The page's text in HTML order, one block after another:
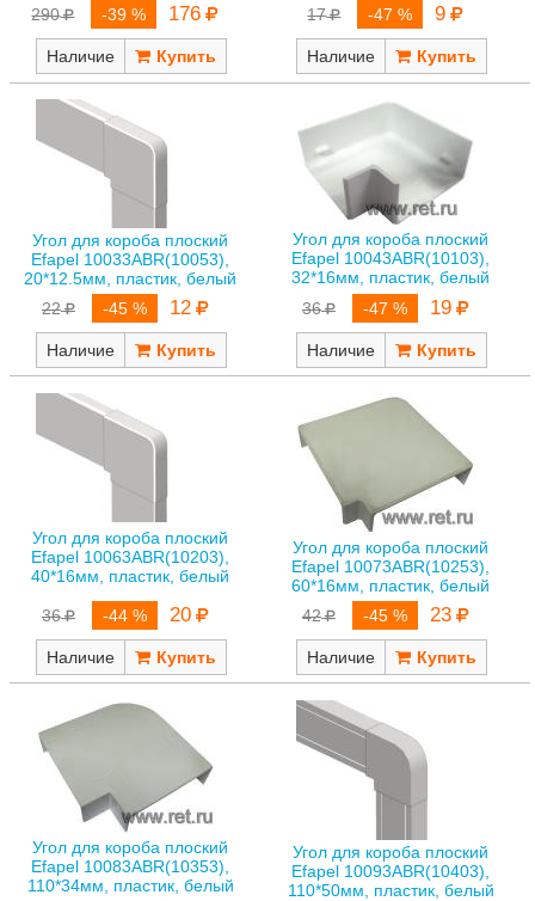
290
-39 % 176
Наличие
17
-47 % 9
Наличие
Угол для короба плоский
Efapel 10033ABR(10053),
20*12.5мм, пластик, белый
22
-45 % 12
Наличие
Угол для короба плоский
Efapel 10043ABR(10103),
32*16мм, пластик, белый
36
-47 % 19
Наличие
Угол для короба плоский
Efapel 10063ABR(10203),
40*16мм, пластик, белый
36 -44 % 20
Наличие
Угол для короба плоский
Efapel 10073ABR(10253),
60*16мм, пластик, белый
42
-45 % 23
Наличие
Угол для короба плоский
Efapel 10083ABR(10353),
110*34мм, пластик, белый
Угол для короба плоский
Efapel 10093ABR(10403),
110*50мм, пластик, белый